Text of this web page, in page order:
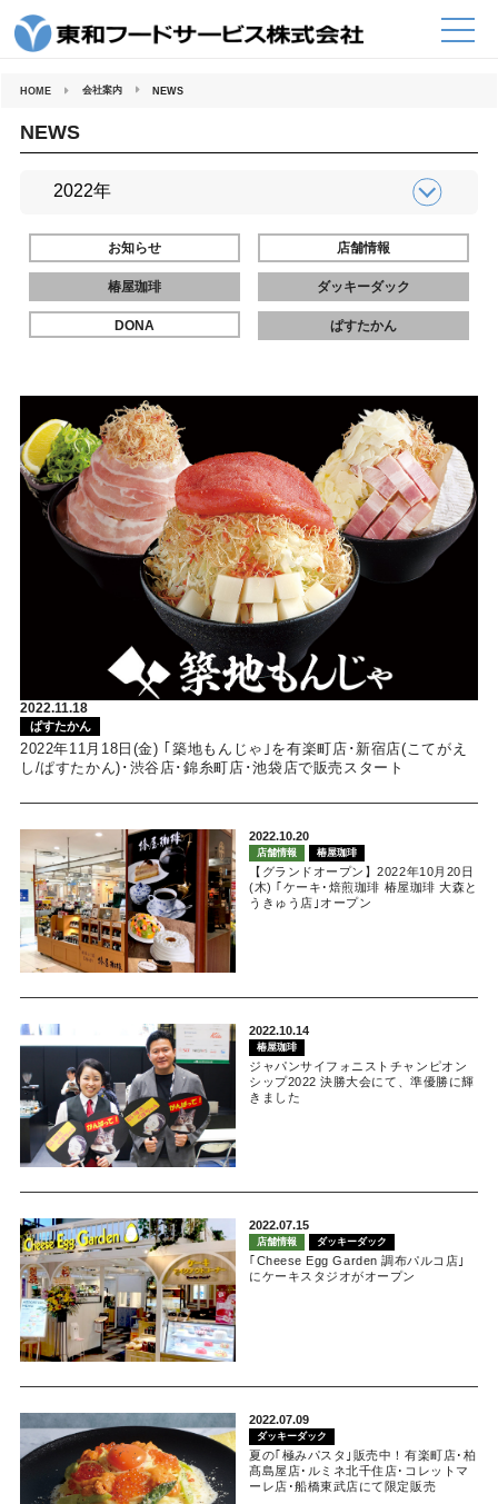
HOME 会社案内 NEWS
NEWS
お知らせ 店舗情報
椿屋珈琲 ダッキーダック
DONA ぱすたかん
2022.11.18
ぱすたかん
2022年11月18日(金) ｢築地もんじゃ｣を有楽町店･新宿店(こてがえ
し/ぱすたかん)･渋谷店･錦糸町店･池袋店で販売スタート
2022.10.20
店舗情報 椿屋珈琲
【グランドオープン】2022年10月20日
(木) ｢ケーキ･焙煎珈琲 椿屋珈琲 大森と
うきゅう店｣オープン
2022.10.14
椿屋珈琲
ジャパンサイフォニストチャンピオン
シップ2022 決勝大会にて、準優勝に輝
きました
2022.07.15
店舗情報 ダッキーダック
｢Cheese Egg Garden 調布パルコ店｣
にケーキスタジオがオープン
2022.07.09
ダッキーダック
夏の｢極みパスタ｣販売中！有楽町店･柏
髙島屋店･ルミネ北千住店･コレットマ
ーレ店･船橋東武店にて限定販売